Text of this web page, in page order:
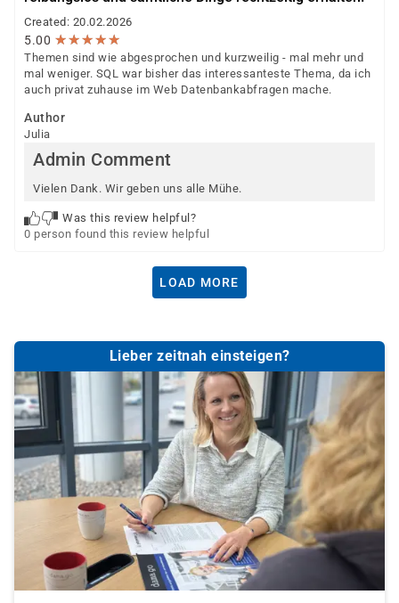
Created: 20.02.2026
5.00 ★★★★★
★★★★★
Themen sind wie abgesprochen und kurzweilig - mal mehr und
mal weniger. SQL war bisher das interessanteste Thema, da ich
auch privat zuhause im Web Datenbankabfragen mache.
Author
Julia
Admin Comment
Vielen Dank. Wir geben uns alle Mühe.
Was this review helpful?
0 person found this review helpful
LOAD MORE
Lieber zeitnah einsteigen?